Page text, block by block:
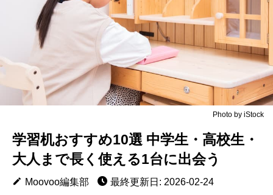
Photo by iStock
学習机おすすめ10選 中学生・高校生・
大人まで長く使える1台に出会う
Moovoo編集部
最終更新日: 2026-02-24